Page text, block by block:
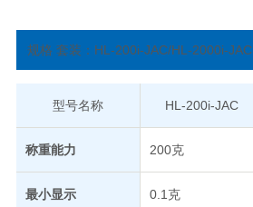
规格 套装：HL-200i-JAC/HL-2000i-JAC
型号名称 HL-200i-JAC
称重能力 200克
最小显示 0.1克